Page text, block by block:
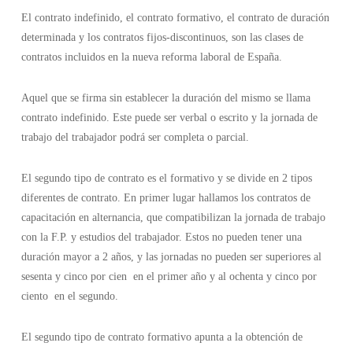
El contrato indefinido, el contrato formativo, el contrato de duración
determinada y los contratos fijos-discontinuos, son las clases de
contratos incluidos en la nueva reforma laboral de España.
Aquel que se firma sin establecer la duración del mismo se llama
contrato indefinido. Este puede ser verbal o escrito y la jornada de
trabajo del trabajador podrá ser completa o parcial.
El segundo tipo de contrato es el formativo y se divide en 2 tipos
diferentes de contrato. En primer lugar hallamos los contratos de
capacitación en alternancia, que compatibilizan la jornada de trabajo
con la F.P. y estudios del trabajador. Estos no pueden tener una
duración mayor a 2 años, y las jornadas no pueden ser superiores al
sesenta y cinco por cien en el primer año y al ochenta y cinco por
ciento en el segundo.
El segundo tipo de contrato formativo apunta a la obtención de